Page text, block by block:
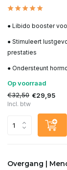
● Libido booster
● Stimuleert
prestaties
● Ondersteunt
Op voorraad
€32,50 €29,95
Incl. btw
Overgang |